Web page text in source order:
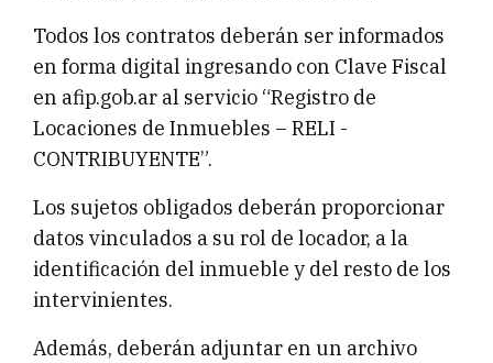
Todos los contratos deberán ser informados
en forma digital ingresando con Clave Fiscal
en afip.gob.ar al servicio “Registro de
Locaciones de Inmuebles – RELI -
CONTRIBUYENTE”.
Los sujetos obligados deberán proporcionar
datos vinculados a su rol de locador, a la
identificación del inmueble y del resto de los
intervinientes.
Además, deberán adjuntar en un archivo